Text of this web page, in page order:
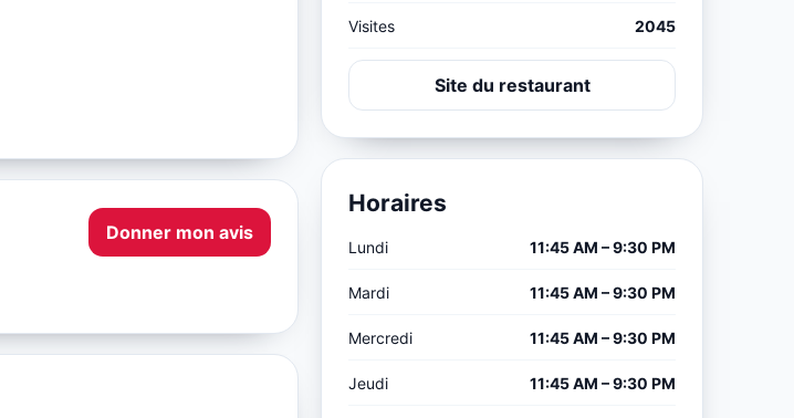
Donner mon avis
Visites 2045
Site du restaurant
Horaires
Lundi 11:45 AM – 9:30 PM
Mardi 11:45 AM – 9:30 PM
Mercredi 11:45 AM – 9:30 PM
Jeudi 11:45 AM – 9:30 PM